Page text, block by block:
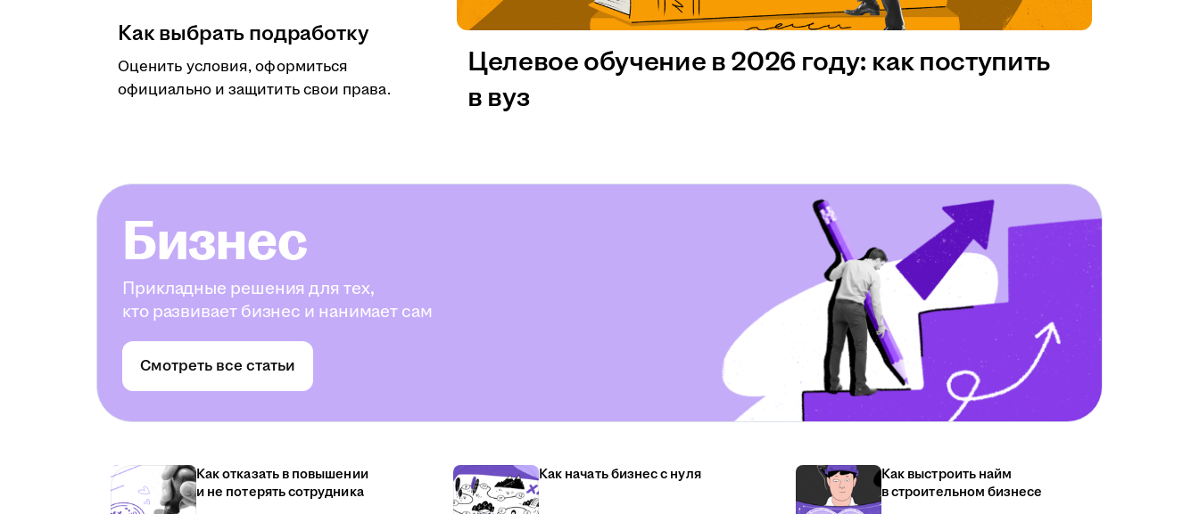
Как выбрать подработку
Оценить условия, оформиться
официально и защитить свои права.
Целевое обучение в 2026 году: как поступить
в вуз
Бизнес
Прикладные решения для тех,
кто развивает бизнес и нанимает сам
Смотреть все статьи
Как отказать в повышении
и не потерять сотрудника
Как начать бизнес с нуля
Как выстроить найм
в строительном бизнесе